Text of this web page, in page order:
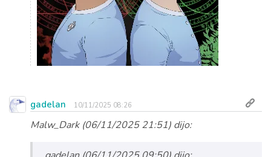
gadelan 10/11/2025 08:26
Malw_Dark (06/11/2025 21:51) dijo: